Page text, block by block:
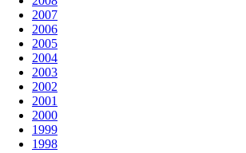
2007
2006
2005
2004
2003
2002
2001
2000
1999
1998